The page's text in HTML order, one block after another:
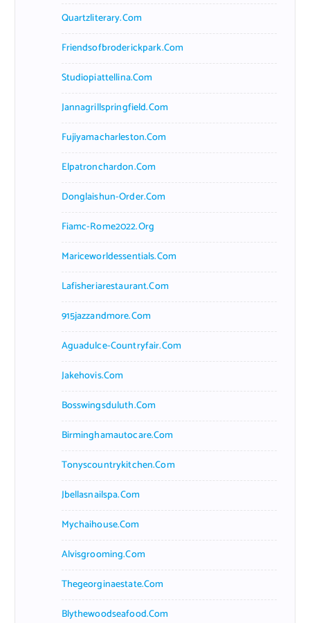
Quartzliterary.com
Friendsofbroderickpark.com
Studiopiattellina.com
Jannagrillspringfield.com
Fujiyamacharleston.com
Elpatronchardon.com
Donglaishun-Order.com
Fiamc-Rome2022.org
Mariceworldessentials.com
Lafisheriarestaurant.com
915jazzandmore.com
Aguadulce-Countryfair.com
Jakehovis.com
Bosswingsduluth.com
Birminghamautocare.com
Tonyscountrykitchen.com
Jbellasnailspa.com
Mychaihouse.com
Alvisgrooming.com
Thegeorginaestate.com
Blythewoodseafood.com